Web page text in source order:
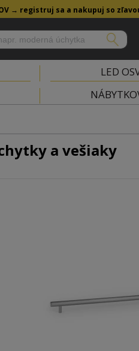
→ registruj sa a nakupuj so
LED
a vešiaky